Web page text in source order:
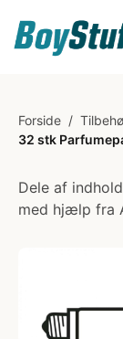
Forside /
32 stk
Dele af
med hjælp fra